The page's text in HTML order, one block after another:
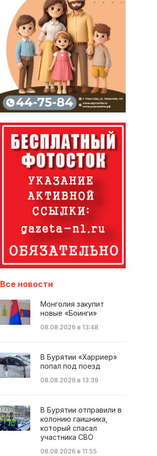
Все новости
Монголия закупит
новые «Боинги»
08.08.2026 в 13:48
В Бурятии «Харриер»
попал под поезд
08.08.2026 в 13:39
В Бурятии отправили в
колонию гаишника,
который спасал
участника СВО
08.08.2026 в 11:55